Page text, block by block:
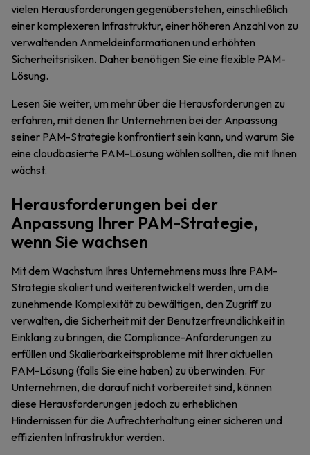
vielen Herausforderungen gegenüberstehen, einschließlich
einer komplexeren Infrastruktur, einer höheren Anzahl von zu
verwaltenden Anmeldeinformationen und erhöhten
Sicherheitsrisiken. Daher benötigen Sie eine flexible PAM-
Lösung.
Lesen Sie weiter, um mehr über die Herausforderungen zu
erfahren, mit denen Ihr Unternehmen bei der Anpassung
seiner PAM-Strategie konfrontiert sein kann, und warum Sie
eine cloudbasierte PAM-Lösung wählen sollten, die mit Ihnen
wächst.
Herausforderungen bei der
Anpassung Ihrer PAM-Strategie,
wenn Sie wachsen
Mit dem Wachstum Ihres Unternehmens muss Ihre PAM-
Strategie skaliert und weiterentwickelt werden, um die
zunehmende Komplexität zu bewältigen, den Zugriff zu
verwalten, die Sicherheit mit der Benutzerfreundlichkeit in
Einklang zu bringen, die Compliance-Anforderungen zu
erfüllen und Skalierbarkeitsprobleme mit Ihrer aktuellen
PAM-Lösung (falls Sie eine haben) zu überwinden. Für
Unternehmen, die darauf nicht vorbereitet sind, können
diese Herausforderungen jedoch zu erheblichen
Hindernissen für die Aufrechterhaltung einer sicheren und
effizienten Infrastruktur werden.